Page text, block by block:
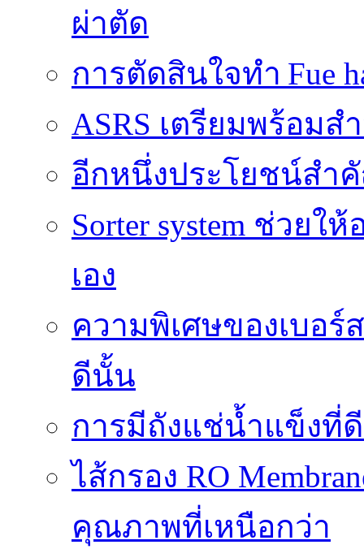
ผ่าตัด
การตัดสินใจทำ Fue
ASRS เตรียมพร้อม
อีกหนึ่งประโยชน์สำคั
Sorter system ช่วย
เอง
ความพิเศษของเบอ
ดีนั้น
การมีถังแช่น้ำแข็งที่
ไส้กรอง RO
คุณภาพที่เหนือกว่า